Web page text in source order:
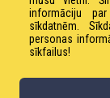
ЗАКАЗАТЬ
ИМЯ
informāciju
sīkdatnēm.
personas
sīkfailus!